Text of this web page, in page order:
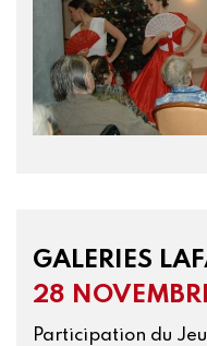
GALERIES
28
Participation du